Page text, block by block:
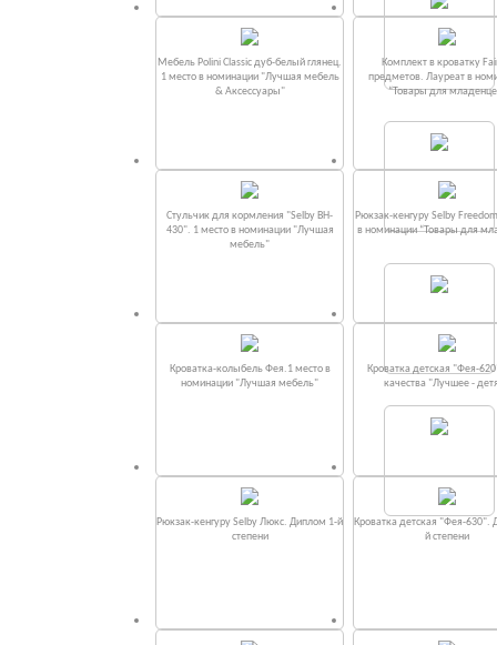
Мебель Polini Classic дуб-белый глянец.
1 место в номинации "Лучшая мебель
& Аксессуары"
Комплект в кроватку
предметов. Лауреат в
“Товары для
Стульчик для кормления "Selby BH-
430". 1 место в номинации "Лучшая
мебель"
Рюкзак-кенгуру Selby
в номинации “Товары для
Кроватка-колыбель Фея.1 место в
номинации "Лучшая мебель"
Кроватка детская "Фея-
качества "Лучшее -
Рюкзак-кенгуру Selby Люкс. Диплом 1-й
степени
Кроватка детская "Фея-630".
й степени